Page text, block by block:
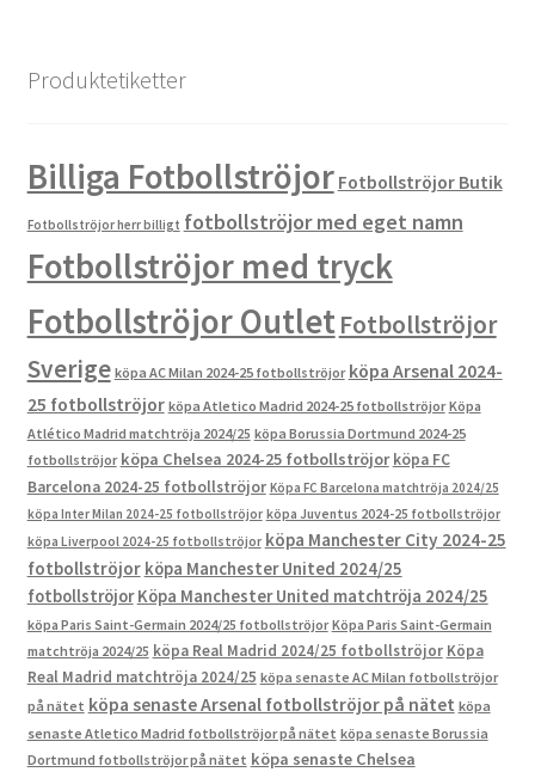
Produktetiketter
Billiga Fotbollströjor Fotbollströjor Butik
Fotbollströjor herr billigt fotbollströjor med eget namn
Fotbollströjor med tryck
Fotbollströjor OutletFotbollströjor
Sverige köpa AC Milan 2024-25 fotbollströjor köpa Arsenal 2024-
25 fotbollströjor köpa Atletico Madrid 2024-25 fotbollströjor Köpa
Atlético Madrid matchtröja 2024/25 köpa Borussia Dortmund 2024-25
fotbollströjor köpa Chelsea 2024-25 fotbollströjor köpa FC
Barcelona 2024-25 fotbollströjor Köpa FC Barcelona matchtröja 2024/25
köpa Inter Milan 2024-25 fotbollströjor köpa Juventus 2024-25 fotbollströjor
köpa Liverpool 2024-25 fotbollströjor köpa Manchester City 2024-25
fotbollströjor köpa Manchester United 2024/25
fotbollströjor Köpa Manchester United matchtröja 2024/25
köpa Paris Saint-Germain 2024/25 fotbollströjor Köpa Paris Saint-Germain
matchtröja 2024/25 köpa Real Madrid 2024/25 fotbollströjor Köpa
Real Madrid matchtröja 2024/25 köpa senaste AC Milan fotbollströjor
på nätet köpa senaste Arsenal fotbollströjor på nätet köpa
senaste Atletico Madrid fotbollströjor på nätet köpa senaste Borussia
Dortmund fotbollströjor på nätet köpa senaste Chelsea